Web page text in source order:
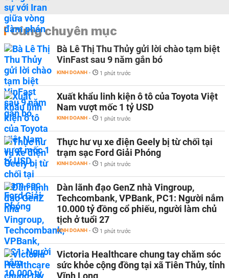
Cùng chuyên mục
Bà Lê Thị Thu Thủy gửi lời chào tạm biệt
VinFast sau 9 năm gắn bó
KINH DOANH - 1 phút trước
Xuất khẩu linh kiện ô tô của Toyota Việt
Nam vượt mốc 1 tỷ USD
KINH DOANH - 1 phút trước
Thực hư vụ xe điện Geely bị từ chối tại
trạm sạc Ford Giải Phóng
KINH DOANH - 1 phút trước
Dàn lãnh đạo GenZ nhà Vingroup,
Techcombank, VPBank, PC1: Người nắm
10.000 tỷ đồng cổ phiếu, người làm chủ
tịch ở tuổi 27
KINH DOANH - 1 phút trước
Victoria Healthcare chung tay chăm sóc
sức khỏe cộng đồng tại xã Tiên Thủy, tỉnh
Vĩnh Long